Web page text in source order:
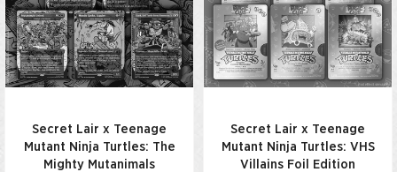
Secret Lair x Teenage
Mutant Ninja Turtles: The
Mighty Mutanimals
Secret Lair x Teenage
Mutant Ninja Turtles: VHS
Villains Foil Edition